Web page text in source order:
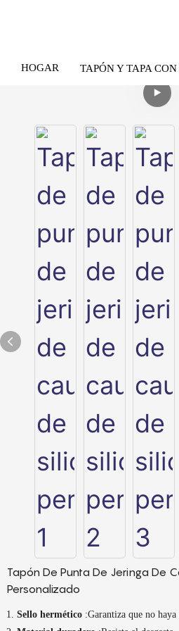
HOGAR TAPÓN Y TAPA
Tapón De Punta De Jeringa De
Personalizado
Sello hermético :Garantiza que no